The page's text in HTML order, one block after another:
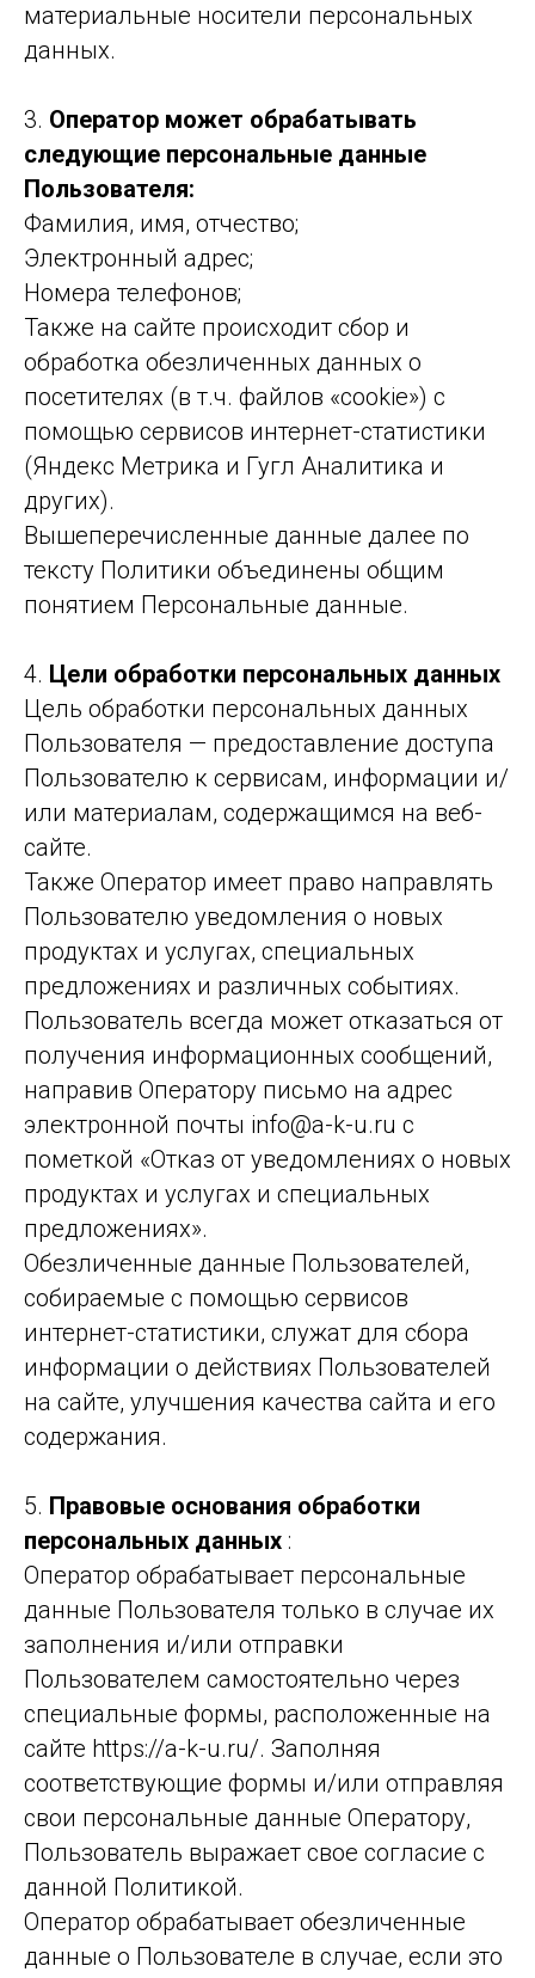
материальные носители персональных
данных.
3. Оператор может обрабатывать
следующие персональные данные
Пользователя:
Фамилия, имя, отчество;
Электронный адрес;
Номера телефонов;
Также на сайте происходит сбор и
обработка обезличенных данных о
посетителях (в т.ч. файлов «cookie») с
помощью сервисов интернет-статистики
(Яндекс Метрика и Гугл Аналитика и
других).
Вышеперечисленные данные далее по
тексту Политики объединены общим
понятием Персональные данные.
4. Цели обработки персональных данных
Цель обработки персональных данных
Пользователя — предоставление доступа
Пользователю к сервисам, информации и/
или материалам, содержащимся на веб-
сайте.
Также Оператор имеет право направлять
Пользователю уведомления о новых
продуктах и услугах, специальных
предложениях и различных событиях.
Пользователь всегда может отказаться от
получения информационных сообщений,
направив Оператору письмо на адрес
электронной почты info@a-k-u.ru с
пометкой «Отказ от уведомлениях о новых
продуктах и услугах и специальных
предложениях».
Обезличенные данные Пользователей,
собираемые с помощью сервисов
интернет-статистики, служат для сбора
информации о действиях Пользователей
на сайте, улучшения качества сайта и его
содержания.
5. Правовые основания обработки
персональных данных :
Оператор обрабатывает персональные
данные Пользователя только в случае их
заполнения и/или отправки
Пользователем самостоятельно через
специальные формы, расположенные на
сайте https://a-k-u.ru/. Заполняя
соответствующие формы и/или отправляя
свои персональные данные Оператору,
Пользователь выражает свое согласие с
данной Политикой.
Оператор обрабатывает обезличенные
данные о Пользователе в случае, если это